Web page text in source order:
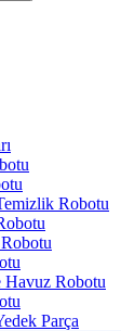
Robotu
Havuz Robotu
Parça